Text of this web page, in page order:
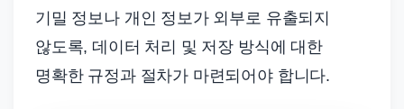
기밀 정보나 개인 정보가 외부로 유출되지
않도록, 데이터 처리 및 저장 방식에 대한
명확한 규정과 절차가 마련되어야 합니다.